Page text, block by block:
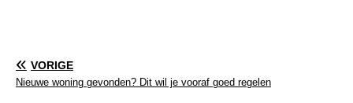
VORIGE
Nieuwe woning gevonden? Dit wil je vooraf goed regelen